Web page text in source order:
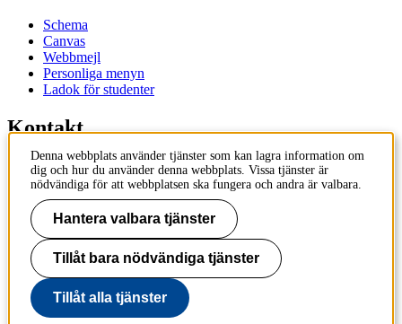
Schema
Canvas
Webbmejl
Personliga menyn
Ladok för studenter
Kontakt
Kontakta utbildningsprogram
Kontakta kurs
IT-support
KTH Entré
KTH
100 44 Stockholm
+46 8 790 60 00
info@kth.se
Denna webbplats använder tjänster som kan lagra information om
dig och hur du använder denna webbplats. Vissa tjänster är
nödvändiga för att webbplatsen ska fungera och andra är valbara.
Hantera valbara tjänster
Tillåt bara nödvändiga tjänster
Tillåt alla tjänster